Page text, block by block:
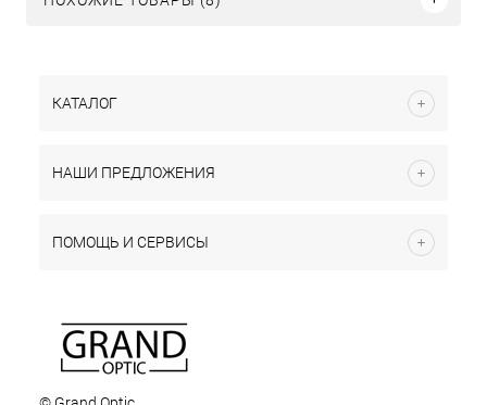
КАТАЛОГ
НАШИ ПРЕДЛОЖЕНИЯ
ПОМОЩЬ И СЕРВИСЫ